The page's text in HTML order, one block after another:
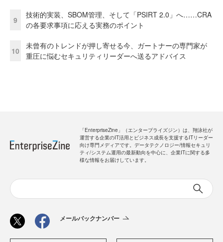
9
技術的実装、SBOM管理、そして「PSIRT 2.0」へ……CRA
の各要求事項に応える実務のポイント
10
未曾有のトレンドが押し寄せる今、ガートナーの専門家が
重圧に悩むセキュリティリーダーへ送るアドバイス
「EnterpriseZine」（エンタープライズジン）は、翔泳社が
運営する企業のIT活用とビジネス成長を支援するITリーダー
向け専門メディアです。データテクノロジー/情報セキュリ
ティ/システム運用の最新動向を中心に、企業ITに関する多
様な情報をお届けしています。
メールバックナンバー